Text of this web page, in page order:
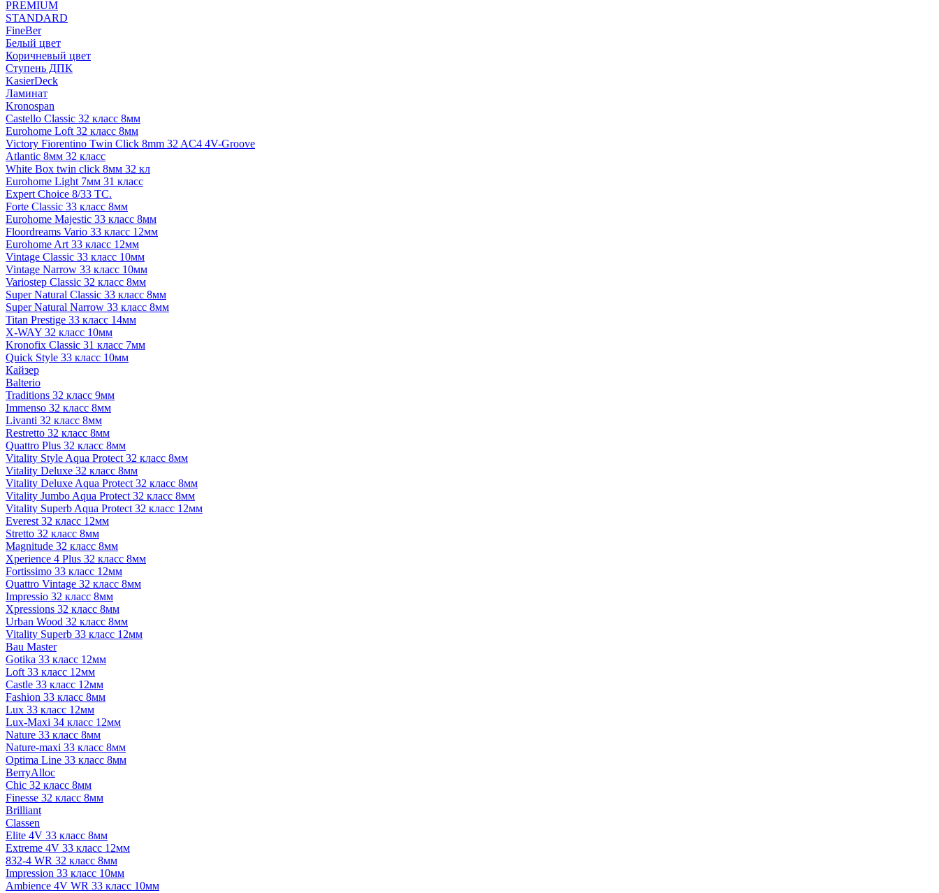
PREMIUM
STANDARD
FineBer
Белый цвет
Коричневый цвет
Ступень ДПК
KasierDeck
Ламинат
Kronospan
Castello Classic 32 класс 8мм
Eurohome Loft 32 класс 8мм
Victory Fiorentino Twin Click 8mm 32 AC4 4V-Groove
Atlantic 8мм 32 класс
White Box twin click 8мм 32 кл
Eurohome Light 7мм 31 класс
Expert Choice 8/33 TC.
Forte Classic 33 класс 8мм
Eurohome Majestic 33 класс 8мм
Floordreams Vario 33 класс 12мм
Eurohome Art 33 класс 12мм
Vintage Classic 33 класс 10мм
Vintage Narrow 33 класс 10мм
Variostep Classic 32 класс 8мм
Super Natural Classic 33 класс 8мм
Super Natural Narrow 33 класс 8мм
Titan Prestige 33 класс 14мм
X-WAY 32 класс 10мм
Kronofix Classic 31 класс 7мм
Quick Style 33 класс 10мм
Кайзер
Balterio
Traditions 32 класс 9мм
Immenso 32 класс 8мм
Livanti 32 класс 8мм
Restretto 32 класс 8мм
Quattro Plus 32 класс 8мм
Vitality Style Aqua Protect 32 класс 8мм
Vitality Deluxe 32 класс 8мм
Vitality Deluxe Aqua Protect 32 класс 8мм
Vitality Jumbo Aqua Protect 32 класс 8мм
Vitality Superb Aqua Protect 32 класс 12мм
Everest 32 класс 12мм
Stretto 32 класс 8мм
Magnitude 32 класс 8мм
Xperience 4 Plus 32 класс 8мм
Fortissimo 33 класс 12мм
Quattro Vintage 32 класс 8мм
Impressio 32 класс 8мм
Xpressions 32 класс 8мм
Urban Wood 32 класс 8мм
Vitality Superb 33 класс 12мм
Bau Master
Gotika 33 класс 12мм
Loft 33 класс 12мм
Castle 33 класс 12мм
Fashion 33 класс 8мм
Lux 33 класс 12мм
Lux-Maxi 34 класс 12мм
Nature 33 класс 8мм
Nature-maxi 33 класс 8мм
Optima Line 33 класс 8мм
BerryAlloc
Chic 32 класс 8мм
Finesse 32 класс 8мм
Brilliant
Classen
Elite 4V 33 класс 8мм
Extreme 4V 33 класс 12мм
832-4 WR 32 класс 8мм
Impression 33 класс 10мм
Ambience 4V WR 33 класс 10мм